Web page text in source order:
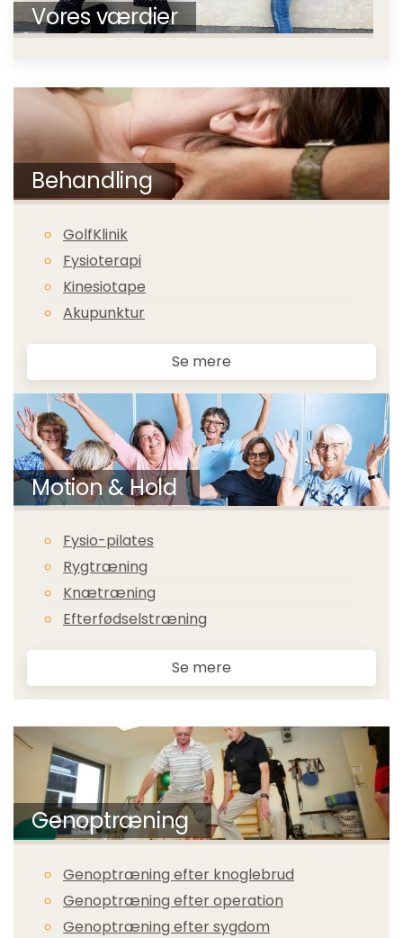
Vores værdier
Behandling
GolfKlinik
Fysioterapi
Kinesiotape
Akupunktur
Se mere
Motion & Hold
Fysio-pilates
Rygtræning
Knætræning
Efterfødselstræning
Se mere
Genoptræning
Genoptræning efter knoglebrud
Genoptræning efter operation
Genoptræning efter sygdom